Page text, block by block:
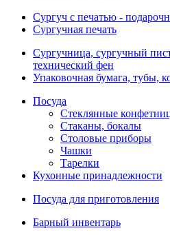
Сургуч с печатью -
Сургучная печать
Сургучница, сургучный
технический фен
Упаковочная бумага, тубы,
Посуда
Стеклянные
Стаканы, бокалы
Столовые приборы
Чашки
Тарелки
Кухонные принадлежности
Посуда для приготовления
Барный инвентарь